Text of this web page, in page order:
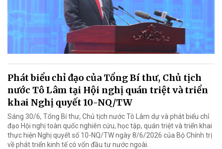
Phát biểu chỉ đạo của Tổng Bí thư, Chủ tịch
nước Tô Lâm tại Hội nghị quán triệt và triển
khai Nghị quyết 10-NQ/TW
Sáng 30/6, Tổng Bí thư, Chủ tịch nước Tô Lâm dự và phát biểu chỉ
đạo Hội nghị toàn quốc nghiên cứu, học tập, quán triệt và triển khai
thực hiện Nghị quyết số 10-NQ/TW ngày 8/6/2026 của Bộ Chính trị
về phát triển kinh tế có vốn đầu tư nước ngoài.